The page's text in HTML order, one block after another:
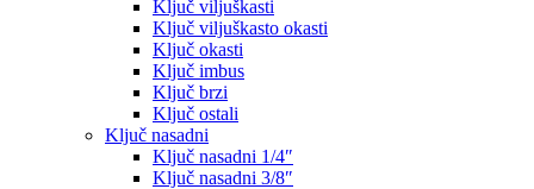
Ključ viljuškasti
Ključ viljuškasto okasti
Ključ okasti
Ključ imbus
Ključ brzi
Ključ ostali
Ključ nasadni
Ključ nasadni 1/4″
Ključ nasadni 3/8″